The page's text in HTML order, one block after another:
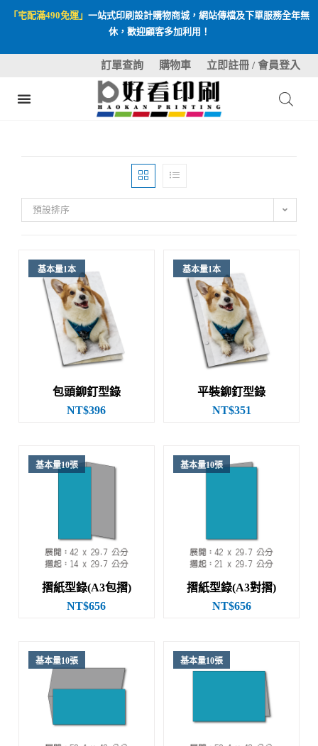
「宅配滿490免運」 一站式印刷設計購物商城，網站傳檔及下單服務全年無
休，歡迎顧客多加利用！
訂單查詢 購物車 立即註冊 / 會員登入
預設排序
基本量1本
包頭鉚釘型錄
NT$396
基本量1本
平裝鉚釘型錄
NT$351
基本量10張
摺紙型錄(A3包摺)
NT$656
基本量10張
摺紙型錄(A3對摺)
NT$656
基本量10張 基本量10張